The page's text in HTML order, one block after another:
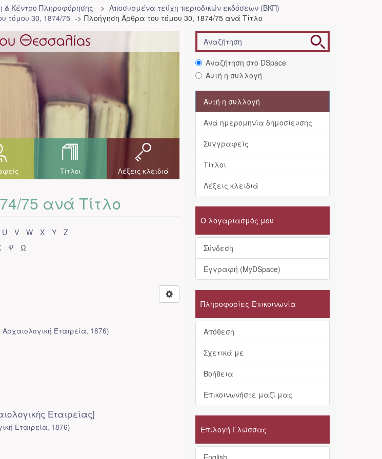
& Κέντρο Πληροφόρησης
Αποσυρμένα τεύχη περιοδικών εκδόσεων (ΒΚΠ)
τόμου 30, 1874/75 Πλοήγηση Άρθρα του τόμου 30, 1874/75 ανά Τίτλο
Τίτλοι Λέξεις κλειδιά
75 ανά Τίτλο
U V W X Y
Z
Ψ Ω
Εταιρεία, 1876)
Εταιρείας]
Εταιρεία, 1876)
Αναζήτηση στο DSpace
Αυτή η συλλογή
Αυτή η συλλογή
Ανά ημερομηνία δημοσίευσης
Συγγραφείς
Τίτλοι
Λέξεις κλειδιά
Ο λογαριασμός μου
Σύνδεση
Εγγραφή (MyDSpace)
Πληροφορίες-Επικοινωνία
Απόθεση
Σχετικά με
Βοήθεια
Επικοινωνήστε μαζί μας
Επιλογή Γλώσσας
English